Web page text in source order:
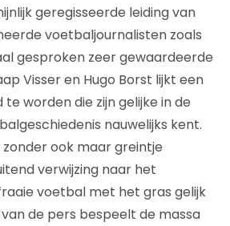
geregisseerde leiding van
voetbaljournalisten zoals
gesproken zeer gewaardeerde
Visser en Hugo Borst lijkt een
worden die zijn gelijke in de
nauwelijks kent.
ook maar greintje
verwijzing naar het
voetbal met het gras gelijk
de pers bespeelt de massa